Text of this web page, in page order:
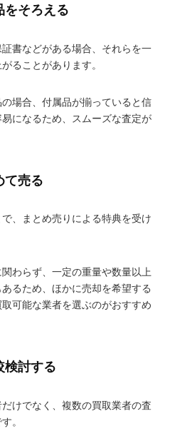
をそろえる
書などがある場合、それらを一
ることがあります。
場合、付属品が揃っていると信
になるため、スムーズな査定が
て売る
、まとめ売りによる特典を受け
わらず、一定の重量や数量以上
るため、ほかに売却を希望する
可能な業者を選ぶのがおすすめ
検討する
けでなく、複数の買取業者の査
。